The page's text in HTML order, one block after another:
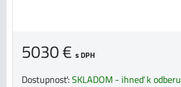
5030 € s DPH
Dostupnosť:SKLADOM - ihneď k odberu